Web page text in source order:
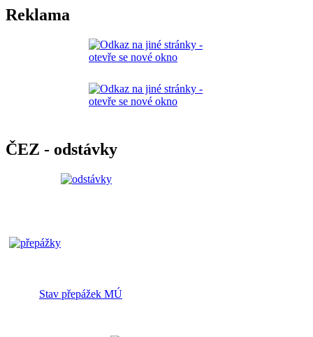
Reklama
ČEZ - odstávky
Stav přepážek MÚ